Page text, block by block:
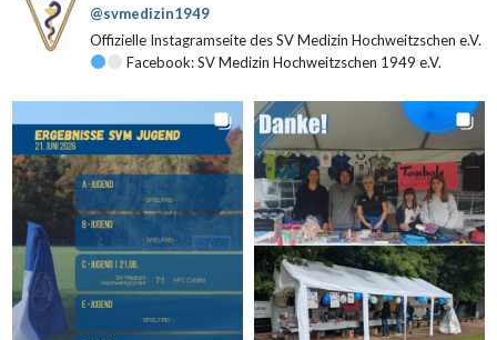
@svmedizin1949
Offizielle Instagramseite des SV Medizin Hochweitzschen e.V.
Facebook: SV Medizin Hochweitzschen 1949 e.V.